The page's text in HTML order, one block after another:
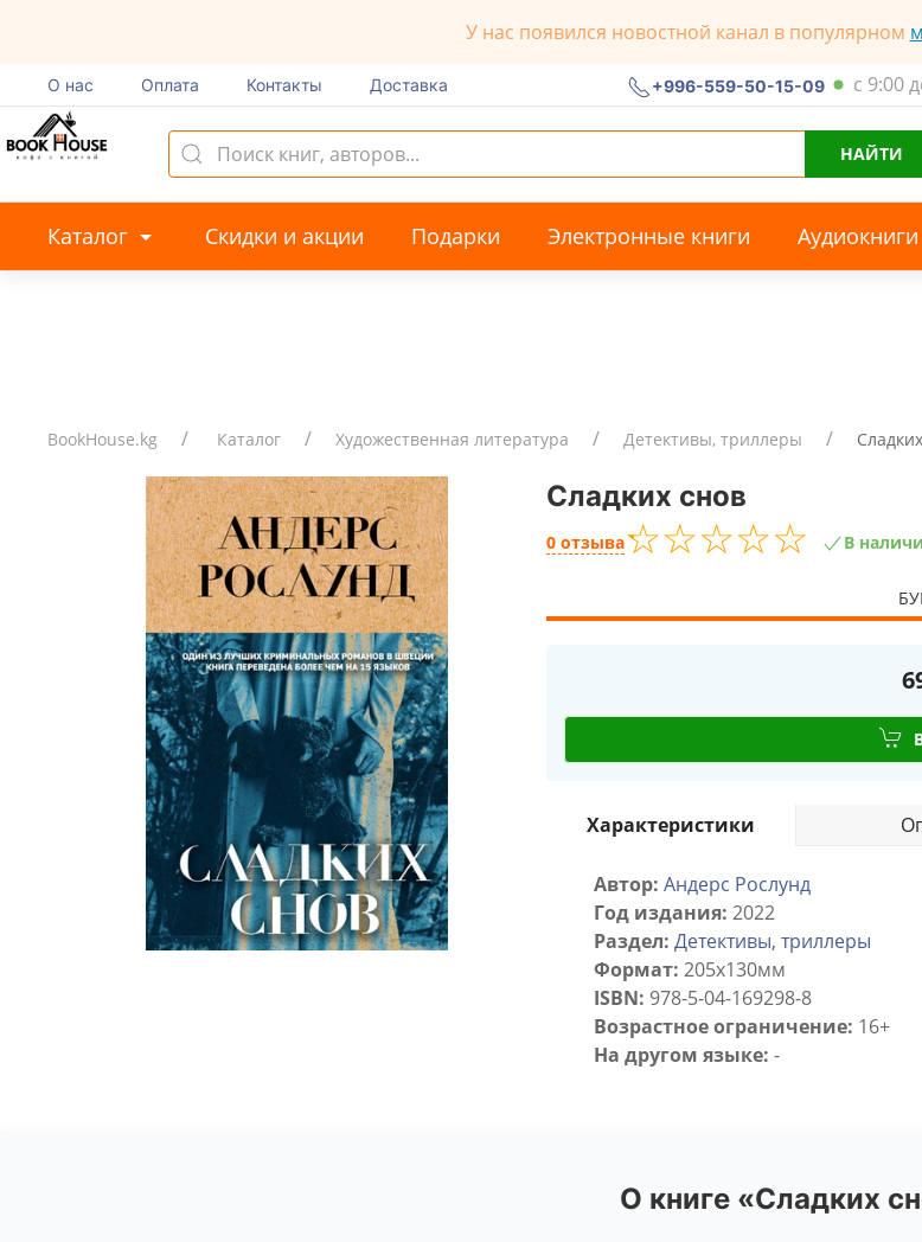
У нас появился новостной канал в популярном
О нас Оплата Контакты Доставка +996-559-50-15-09 с 9:00
НАЙТИ
Каталог Скидки и акции Подарки Электронные книги Аудиокниги
BookHouse.kg Каталог Художественная литература Детективы, триллеры
Сладких снов
0 отзыва☆☆☆☆☆
★★★★★ В
Характеристики
Автор: Андерс Рослунд
Год издания: 2022
Раздел: Детективы, триллеры
Формат: 205х130мм
ISBN: 978-5-04-169298-8
Возрастное ограничение: 16+
На другом языке: -
О книге «Сладких